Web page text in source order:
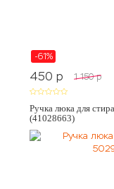
-61%
450 p 1 150 p
Ручка люка для
(41028663)